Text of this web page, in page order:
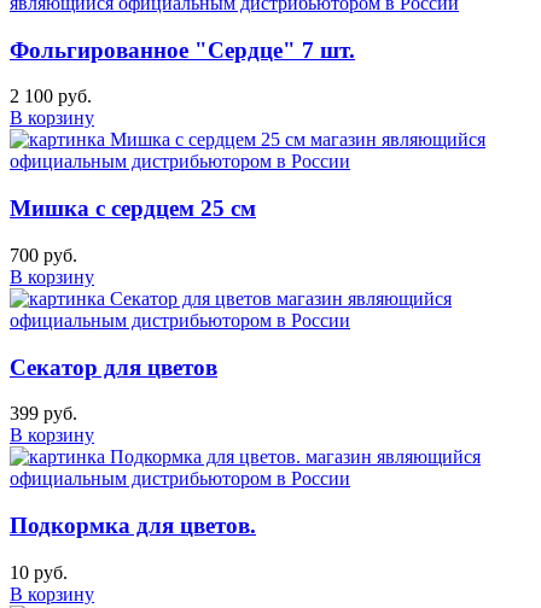
Фольгированное "Сердце" 7 шт.
2 100 руб.
В корзину
Мишка с сердцем 25 см
700 руб.
В корзину
Секатор для цветов
399 руб.
В корзину
Подкормка для цветов.
10 руб.
В корзину